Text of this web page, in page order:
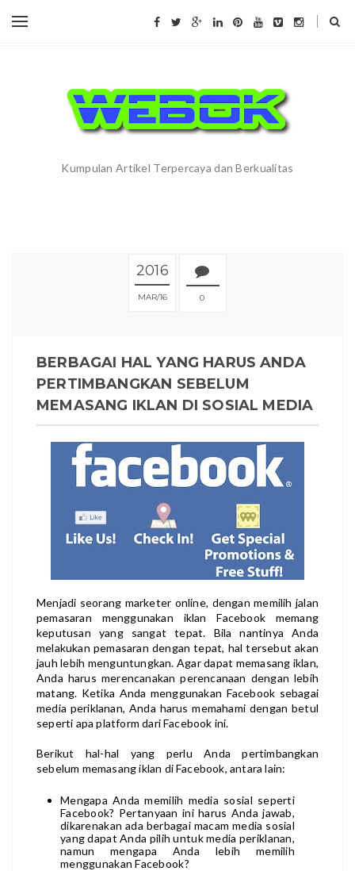
Kumpulan Artikel Terpercaya dan Berkualitas
2016
MAR 16 0
BERBAGAI HAL YANG HARUS ANDA
PERTIMBANGKAN SEBELUM
MEMASANG IKLAN DI SOSIAL MEDIA
Menjadi seorang marketer online, dengan memilih jalan
pemasaran menggunakan iklan Facebook
memang
keputusan yang sangat tepat. Bila nantinya Anda
melakukan pemasaran dengan tepat, hal tersebut akan
jauh lebih menguntungkan. Agar dapat memasang iklan,
Anda harus merencanakan perencanaan dengan lebih
matang. Ketika Anda menggunakan Facebook sebagai
media periklanan, Anda harus memahami dengan betul
seperti apa platform dari Facebook ini.
Berikut hal-hal yang perlu Anda pertimbangkan
sebelum memasang iklan di Facebook, antara lain:
Mengapa Anda memilih media sosial seperti
Facebook? Pertanyaan ini harus Anda jawab,
dikarenakan ada berbagai macam media sosial
yang dapat Anda pilih untuk media periklanan,
namun mengapa Anda lebih memilih
menggunakan Facebook?